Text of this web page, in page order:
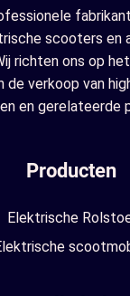
scooters en
richten ons op
de verkoop van
en gerelateerde
Producten
Elektrische